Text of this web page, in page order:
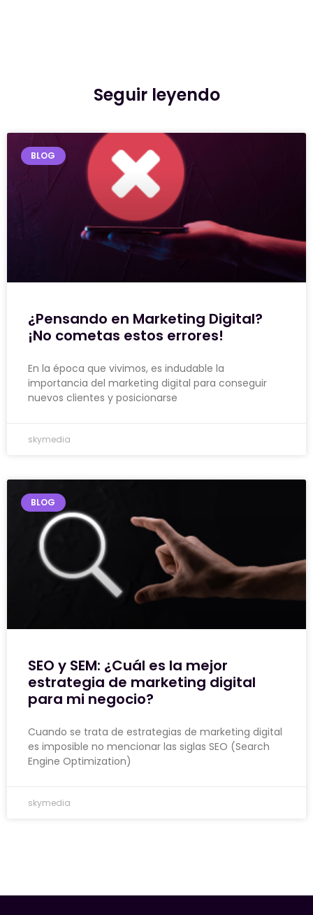
Seguir leyendo
BLOG
¿Pensando en Marketing Digital?
¡No cometas estos errores!
En la época que vivimos, es indudable la
importancia del marketing digital para conseguir
nuevos clientes y posicionarse
skymedia
BLOG
SEO y SEM: ¿Cuál es la mejor
estrategia de marketing digital
para mi negocio?
Cuando se trata de estrategias de marketing digital
es imposible no mencionar las siglas SEO (Search
Engine Optimization)
skymedia